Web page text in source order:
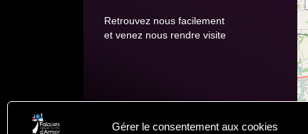
Gérer le consentement aux cookies
Retrouvez nous facilement
et venez nous rendre visite